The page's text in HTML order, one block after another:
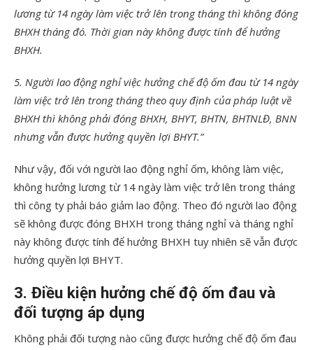
lương từ 14 ngày làm việc trở lên trong tháng thì không đóng
BHXH tháng đó. Thời gian này không được tính để hưởng
BHXH.
5. Người lao động nghỉ việc hưởng chế độ ốm đau từ 14 ngày
làm việc trở lên trong tháng theo quy định của pháp luật về
BHXH thì không phải đóng BHXH, BHYT, BHTN, BHTNLĐ, BNN
nhưng vẫn được hưởng quyền lợi BHYT.”
Như vậy, đối với người lao động nghỉ ốm, không làm việc,
không hưởng lương từ 14 ngày làm việc trở lên trong tháng
thì công ty phải báo giảm lao động. Theo đó người lao động
sẽ không được đóng BHXH trong tháng nghỉ và tháng nghỉ
này không được tính để hưởng BHXH tuy nhiên sẽ vẫn được
hưởng quyền lợi BHYT.
3. Điều kiện hưởng chế độ ốm đau và
đối tượng áp dụng
Không phải đối tượng nào cũng được hưởng chế độ ốm đau